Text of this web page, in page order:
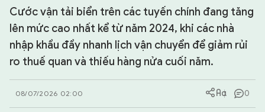
KINH TẾ - VĂN HÓA - THỂ THAO
HỒ SƠ MẬT
PHÓNG SỰ
Cước vận tải biển trên các tuyến chính đang tăng
lên mức cao nhất kể từ năm 2024, khi các nhà
nhập khẩu đẩy nhanh lịch vận chuyển để giảm rủi
ro thuế quan và thiếu hàng nửa cuối năm.
08/07/2026 02:00 0